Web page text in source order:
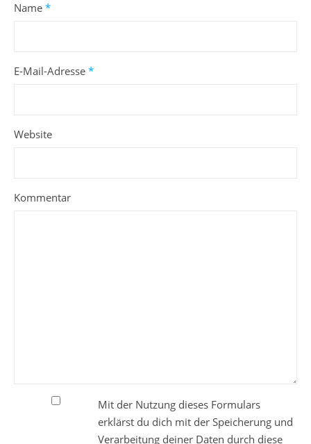
Name *
E-Mail-Adresse *
Website
Kommentar
Mit der Nutzung dieses Formulars
erklärst du dich mit der Speicherung und
Verarbeitung deiner Daten durch diese